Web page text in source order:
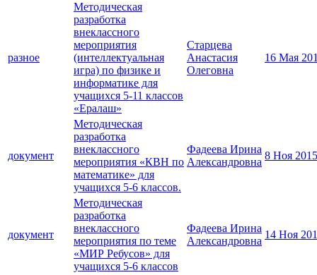
разное
Методическая
разработка
внеклассного
мероприятия
(интеллектуальная
игра) по физике и
информатике для
учащихся 5-11 классов
«Ералаш»
Старцева
Анастасия
Олеговна
16 Мая
документ
Методическая
разработка
внеклассного
мероприятия «КВН по
математике» для
учащихся 5-6 классов.
Фадеева Ирина
Александровна
8 Ноя 2015
документ
Методическая
разработка
внеклассного
мероприятия по теме
«МИР Ребусов» для
учащихся 5-6 классов
Фадеева Ирина
Александровна
14 Ноя